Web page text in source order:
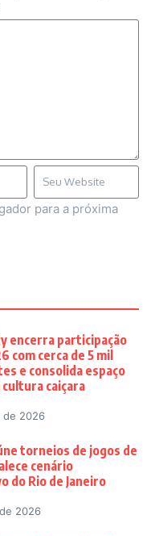
para a próxima
encerra participação
com cerca de 5 mil
e consolida espaço
cultura caiçara
de 2026
torneios de jogos de
cenário
do Rio de Janeiro
2026